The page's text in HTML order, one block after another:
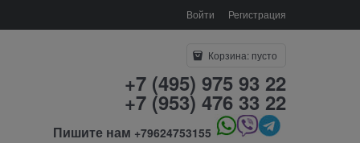
Войти Регистрация
Корзина: пусто
+7 (495) 975 93 22
+7 (953) 476 33 22
Пишите нам +79624753155